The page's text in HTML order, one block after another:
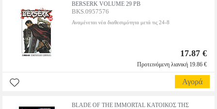
BERSERK VOLUME 29 PB
BKS.0957576
Αναμένεται νέα διαθεσιμότητα μετά τις 24-8
17.87 €
Προτεινόμενη λιανική 19.86 €
Αγορά
BLADE OF THE IMMORTAL ΚΑΤΟΙΚΟΣ ΤΗΣ